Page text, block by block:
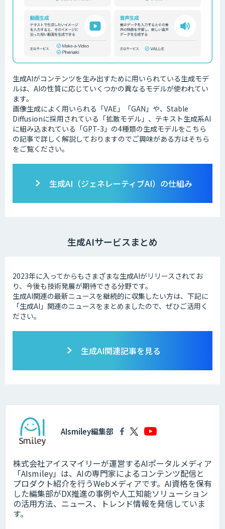
生成AIがコンテンツを生み出すために用いられている生成モデ
ルは、AIの性質に応じていくつかの異なるモデルが使われてい
ます。
画像生成によく用いられる「VAE」「GAN」や、Stable
Diffusionに採用されている「拡散モデル」、テキスト生成系AI
に組み込まれている「GPT-3」の4種類の生成モデルをこちら
の記事で詳しく解説しておりますのでご興味がある方はそちら
をご覧ください。
生成AI（ジェネレーティブAI）の仕組み
生成AIサービスまとめ
2023年に入ってからもさまざまな生成AIがリリースされてお
り、今後も技術発展が期待できる分野です。
生成AI関連の最新ニュースを継続的に収集したい方は、下記に
「生成AI」関連のニュースをまとめましたので、ぜひご活用く
ださい。
生成AI関連記事を見る
AIsmiley編集部
株式会社アイスマイリーが運営するAIポータルメディア
「AIsmiley」は、AIの専門家によるコンテンツ配信と
プロダクト紹介を行うWebメディアです。AI資格を保有
した編集部がDX推進の事例や人工知能ソリューション
の活用方法、ニュース、トレンド情報を発信していま
す。